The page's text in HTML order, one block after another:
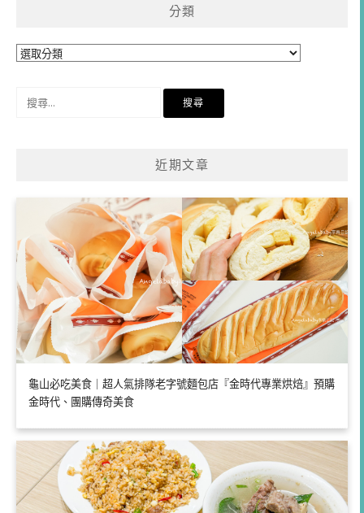
分類
分
近期文章
龜山必吃美食｜超人氣排隊老字號麵包店『金時代專業烘焙』預購
金時代、團購傳奇美食